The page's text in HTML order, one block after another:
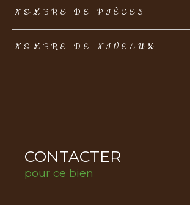
NOMBRE DE PIÈCES
NOMBRE DE NIVEAUX
CONTACTER
pour ce bien